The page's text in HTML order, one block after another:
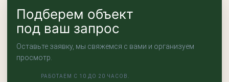
Подберем объект
под ваш запрос
Оставьте заявку, мы свяжемся с вами и организуем
просмотр.
РАБОТАЕМ С 10 ДО 20 ЧАСОВ.